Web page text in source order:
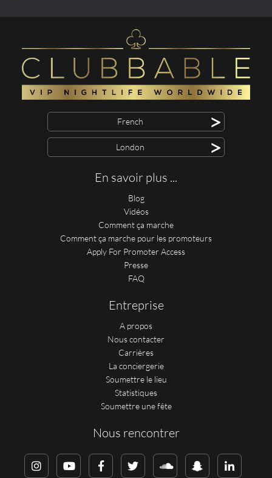
French >
London >
En savoir plus ...
Blog
Vidéos
Comment ça marche
Comment ça marche pour les promoteurs
Apply For Promoter Access
Presse
FAQ
Entreprise
A propos
Nous contacter
Carrières
La conciergerie
Soumettre le lieu
Statistiques
Soumettre une fête
Nous rencontrer